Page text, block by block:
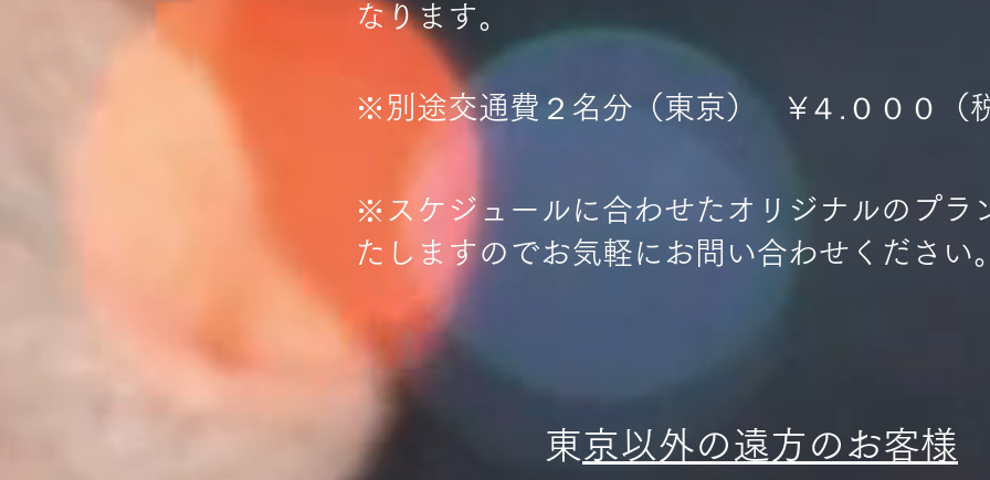
なります。
​※スケジュールに合わせたオリジナルのプラ
たしますのでお気軽にお問い合わせください
​※別途交通費２名分（東京） ¥４.０００（
​東京以外の遠方のお客様